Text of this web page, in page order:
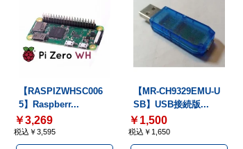
【RASPIZWHSC006
5】Raspberr...
￥3,269
税込￥3,595
【MR-CH9329EMU-U
SB】USB接続版...
￥1,500
税込￥1,650